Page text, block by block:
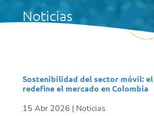
Noticias
Sostenibilidad del sector móvil:
redefine el mercado en Colombia
15 Abr 2026 | Noticias